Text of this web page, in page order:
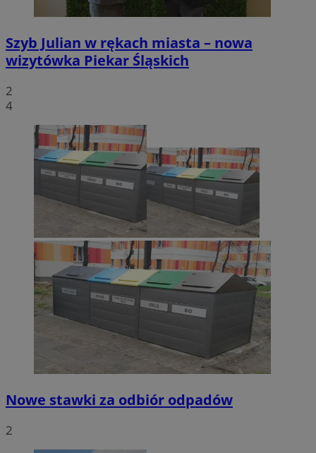
Szyb Julian w rękach miasta – nowa
wizytówka Piekar Śląskich
2
4
Nowe stawki za odbiór odpadów
2